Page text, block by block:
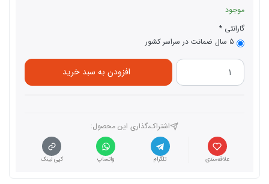
موجود
گارانتی
5 سال ضمانت در سراسر کشور
افزودن به سبد خرید
اشتراک،گذاری این محصول‌:
علاقه‌مندی تلگرام واتساپ کپی لینک